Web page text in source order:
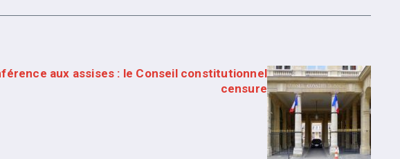
aux assises : le Conseil constitutionnel
censure